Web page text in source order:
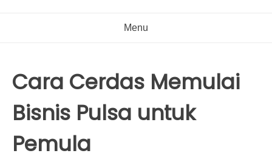
Menu
Cara Cerdas Memulai
Bisnis Pulsa untuk
Pemula